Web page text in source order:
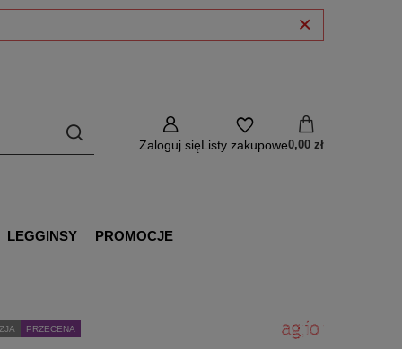
Zaloguj sięListy zakupowe0,00 zł
LEGGINSY PROMOCJE
PRZECENA